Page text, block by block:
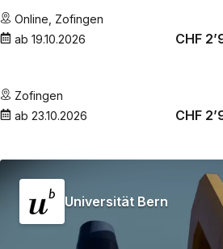
Online Zofingen
ab 19.10.2026 CHF
Zofingen
ab 23.10.2026 CHF
Universität Bern